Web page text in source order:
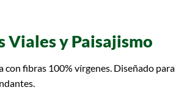
Viales y Paisajismo
fibras 100% vírgenes. Diseñado